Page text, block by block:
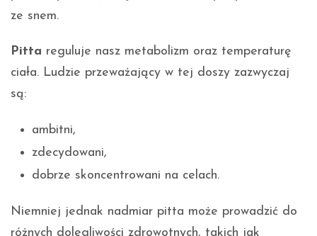
ze snem.
Pitta reguluje nasz metabolizm oraz temperaturę
ciała. Ludzie przeważający w tej doszy zazwyczaj
są:
ambitni,
zdecydowani,
dobrze skoncentrowani na celach.
Niemniej jednak nadmiar pitta może prowadzić do
różnych dolegliwości zdrowotnych, takich jak